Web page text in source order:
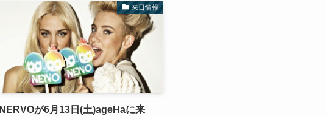
来日情報
NERVOが6月13日(土)ageHaに来